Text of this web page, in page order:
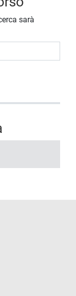
sarà